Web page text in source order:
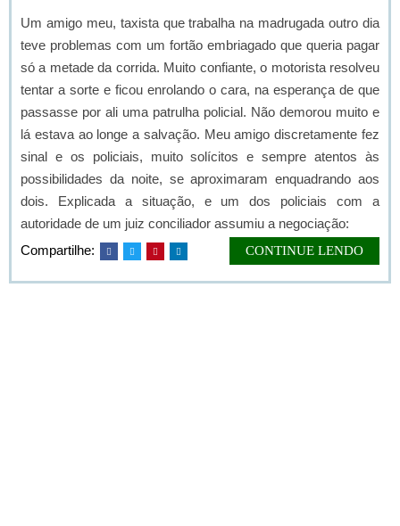
Um amigo meu, taxista que trabalha na madrugada outro dia
teve problemas com um fortão embriagado que queria pagar
só a metade da corrida. Muito confiante, o motorista resolveu
tentar a sorte e ficou enrolando o cara, na esperança de que
passasse por ali uma patrulha policial. Não demorou muito e
lá estava ao longe a salvação. Meu amigo discretamente fez
sinal e os policiais, muito solícitos e sempre atentos às
possibilidades da noite, se aproximaram enquadrando aos
dois. Explicada a situação, e um dos policiais com a
autoridade de um juiz conciliador assumiu a negociação:
Compartilhe:
CONTINUE LENDO